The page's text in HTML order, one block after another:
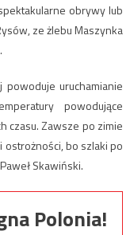
obrywy lub
ze żlebu Maszynka
uruchamianie
powodujące
czasu. Zawsze po zimie
bo szlaki po
Skawiński.
Polonia!